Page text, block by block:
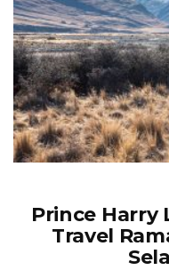
Prince Harry
Travel